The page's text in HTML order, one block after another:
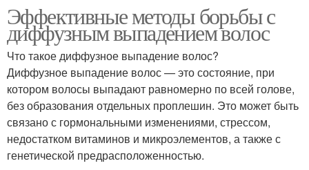
Эффективные методы борьбы с
диффузным выпадением волос
Что такое диффузное выпадение волос?
Диффузное выпадение волос — это состояние, при
котором волосы выпадают равномерно по всей голове,
без образования отдельных проплешин. Это может быть
связано с гормональными изменениями, стрессом,
недостатком витаминов и микроэлементов, а также с
генетической предрасположенностью.